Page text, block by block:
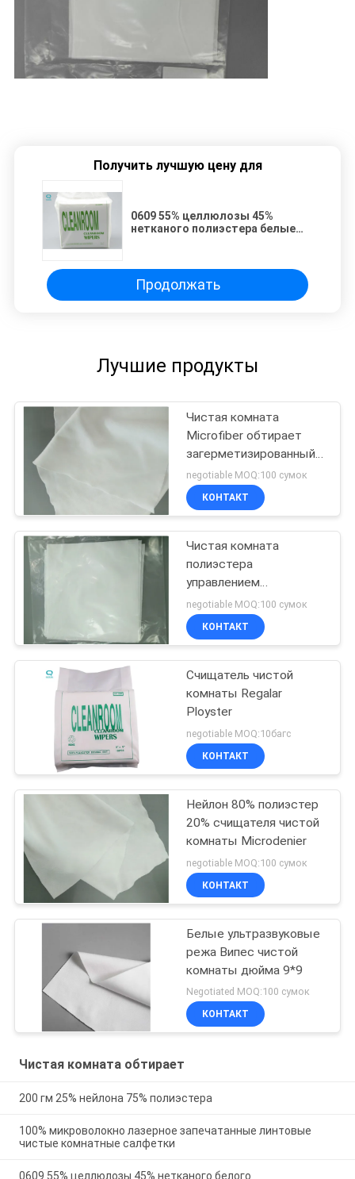
Получить лучшую цену для
0609 55% целлюлозы 45%
нетканого полиэстера белые
Продолжать
Лучшие продукты
Чистая комната
Microfiber обтирает
загерметизированный
край
negotiable MOQ:100 сумок
КОНТАКТ
Чистая комната
полиэстера
управлением
промышленной среды
обтирает 6in x 6in 100
PCS
negotiable MOQ:100 сумок
КОНТАКТ
Счищатель чистой
комнаты Regalar
Ployster
negotiable MOQ:10багс
КОНТАКТ
Нейлон 80% полиэстер
20% счищателя чистой
комнаты Microdenier
negotiable MOQ:100 сумок
КОНТАКТ
Белые ультразвуковые
режа Випес чистой
комнаты дюйма 9*9
Negotiated MOQ:100 сумок
КОНТАКТ
Чистая комната обтирает
200 гм 25% нейлона 75% полиэстера
100% микроволокно лазерное запечатанные линтовые
чистые комнатные салфетки
0609 55% целлюлозы 45% нетканого белого